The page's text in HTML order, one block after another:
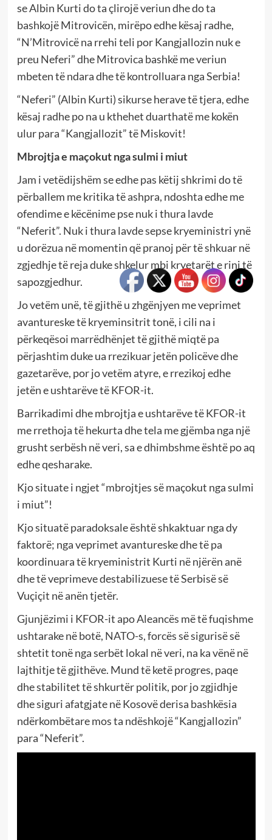
se Albin Kurti do ta çlirojë veriun dhe do ta
bashkojë Mitrovicën, mirëpo edhe kësaj radhe,
“N’Mitrovicë na rrehi teli por Kangjallozin nuk e
preu Neferi” dhe Mitrovica bashkë me veriun
mbeten të ndara dhe të kontrolluara nga Serbia!
“Neferi” (Albin Kurti) sikurse herave të tjera, edhe
kësaj radhe po na u kthehet duarthatë me kokën
ulur para “Kangjallozit” të Miskovit!
Mbrojtja e maçokut nga sulmi i miut
Jam i vetëdijshëm se edhe pas këtij shkrimi do të
përballem me kritika të ashpra, ndoshta edhe me
ofendime e këcënime pse nuk i thura lavde
“Neferit”. Nuk i thura lavde sepse kryeministri ynë
u dorëzua në momentin që pranoj për të shkuar në
zgjedhje të reja duke shkelur mbi kryetarët e rinj të
sapozgjedhur.
Jo vetëm unë, të gjithë u zhgënjyen me veprimet
avantureske të kryeminsitrit tonë, i cili na i
përkeqësoi marrëdhënjet të gjithë miqtë pa
përjashtim duke ua rrezikuar jetën policëve dhe
gazetarëve, por jo vetëm atyre, e rrezikoj edhe
jetën e ushtarëve të KFOR-it.
Barrikadimi dhe mbrojtja e ushtarëve të KFOR-it
me rrethoja të hekurta dhe tela me gjëmba nga një
grusht serbësh në veri, sa e dhimbshme është po aq
edhe qesharake.
Kjo situate i ngjet “mbrojtjes së maçokut nga sulmi
i miut”!
Kjo situatë paradoksale është shkaktuar nga dy
faktorë; nga veprimet avantureske dhe të pa
koordinuara të kryeministrit Kurti në njërën anë
dhe të veprimeve destabilizuese të Serbisë së
Vuçiçit në anën tjetër.
Gjunjëzimi i KFOR-it apo Aleancës më të fuqishme
ushtarake në botë, NATO-s, forcës së sigurisë së
shtetit tonë nga serbët lokal në veri, na ka vënë në
lajthitje të gjithëve. Mund të ketë progres, paqe
dhe stabilitet të shkurtër politik, por jo zgjidhje
dhe siguri afatgjate në Kosovë derisa bashkësia
ndërkombëtare mos ta ndëshkojë “Kangjallozin”
para “Neferit”.